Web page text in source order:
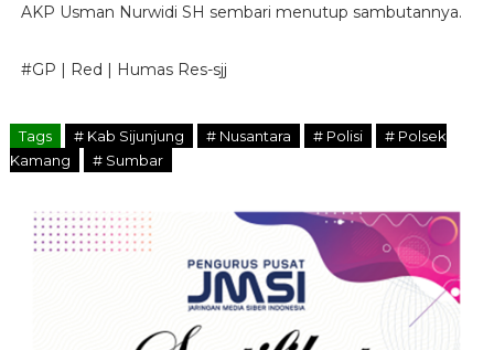
AKP Usman Nurwidi SH sembari menutup sambutannya.
#GP | Red | Humas Res-sjj
Tags # Kab Sijunjung # Nusantara # Polisi
# Polsek
Kamang
# Sumbar